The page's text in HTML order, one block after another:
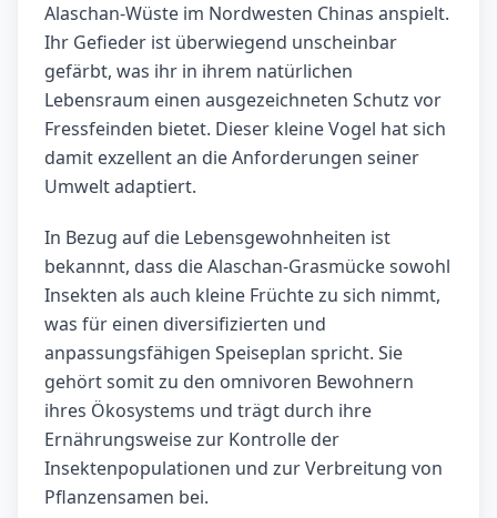
Alaschan-Wüste im Nordwesten Chinas anspielt.
Ihr Gefieder ist überwiegend unscheinbar
gefärbt, was ihr in ihrem natürlichen
Lebensraum einen ausgezeichneten Schutz vor
Fressfeinden bietet. Dieser kleine Vogel hat sich
damit exzellent an die Anforderungen seiner
Umwelt adaptiert.
In Bezug auf die Lebensgewohnheiten ist
bekannnt, dass die Alaschan-Grasmücke sowohl
Insekten als auch kleine Früchte zu sich nimmt,
was für einen diversifizierten und
anpassungsfähigen Speiseplan spricht. Sie
gehört somit zu den omnivoren Bewohnern
ihres Ökosystems und trägt durch ihre
Ernährungsweise zur Kontrolle der
Insektenpopulationen und zur Verbreitung von
Pflanzensamen bei.